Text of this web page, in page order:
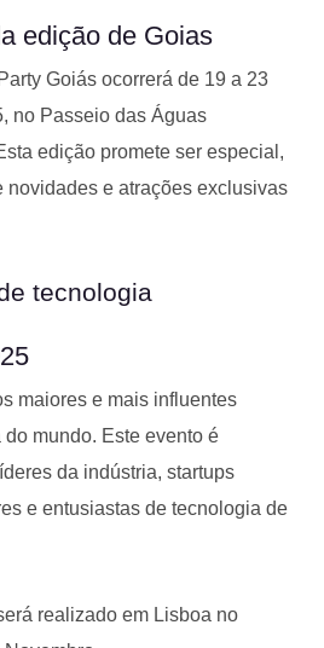
edição de Goias
Goiás ocorrerá de 19 a 23
no Passeio das Águas
edição promete ser especial,
novidades e atrações exclusivas
tecnologia
maiores e mais influentes
mundo. Este evento é
da indústria, startups
e entusiastas de tecnologia de
realizado em Lisboa no